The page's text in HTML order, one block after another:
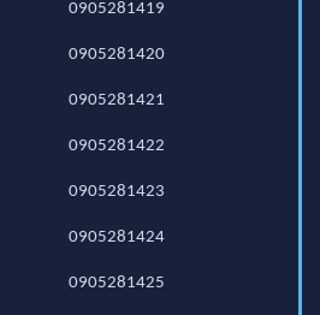
0905281419
0905281420
0905281421
0905281422
0905281423
0905281424
0905281425